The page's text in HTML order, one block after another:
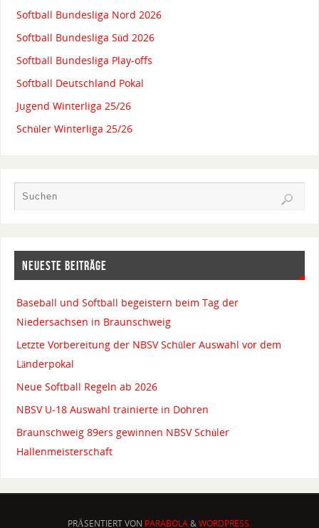
Softball Bundesliga Nord 2026
Softball Bundesliga Süd 2026
Softball Bundesliga Play-offs
Softball Deutschland Pokal
Jugend Winterliga 25/26
Schüler Winterliga 25/26
NEUESTE BEITRÄGE
Baseball und Softball begeistern beim Tag der
Niedersachsen in Braunschweig
Letzte Vorbereitung der NBSV Schüler Auswahl vor dem
Länderpokal
Neue Softball Regeln ab 2026
NBSV U-18 Auswahl trainierte in Dohren
Braunschweig 89ers gewinnen NBSV Schüler
Hallenmeisterschaft
PRÄSENTIERT VON PARABOLA&WORDPRESS.